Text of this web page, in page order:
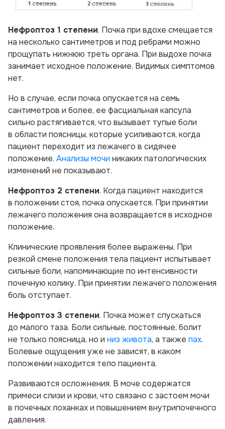
Нефроптоз 1 степени. Почка при вдохе смещается
на несколько сантиметров и под ребрами можно
прощупать нижнюю треть органа. При выдохе почка
занимает исходное положение. Видимых симптомов
нет.
Но в случае, если почка опускается на семь
сантиметров и более, ее фасциальная капсула
сильно растягивается, что вызывает тупые боли
в области поясницы, которые усиливаются, когда
пациент переходит из лежачего в сидячее
положение. Анализы мочи никаких патологических
изменений не показывают.
Нефроптоз 2 степени. Когда пациент находится
в положении стоя, почка опускается. При принятии
лежачего положения она возвращается в исходное
положение.
Клинические проявления более выражены. При
резкой смене положения тела пациент испытывает
сильные боли, напоминающие по интенсивности
почечную колику. При принятии лежачего положения
боль отступает.
Нефроптоз 3 степени. Почка может спускаться
до малого таза. Боли сильные, постоянные, болит
не только поясница, но и низ живота, а также пах.
Болевые ощущения уже не зависят, в каком
положении находится тело пациента.
Развиваются осложнения. В моче содержатся
примеси слизи и крови, что связано с застоем мочи
в почечных лоханках и повышением внутрипочечного
давления.